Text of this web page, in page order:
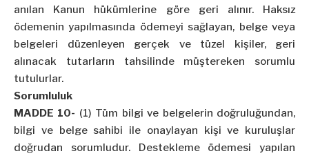
anılan Kanun hükümlerine göre geri alınır. Haksız
ödemenin yapılmasında ödemeyi sağlayan, belge veya
belgeleri düzenleyen gerçek ve tüzel kişiler, geri
alınacak tutarların tahsilinde müştereken sorumlu
tutulurlar.
Sorumluluk
MADDE 10- (1) Tüm bilgi ve belgelerin doğruluğundan,
bilgi ve belge sahibi ile onaylayan kişi ve kuruluşlar
doğrudan sorumludur. Destekleme ödemesi yapılan